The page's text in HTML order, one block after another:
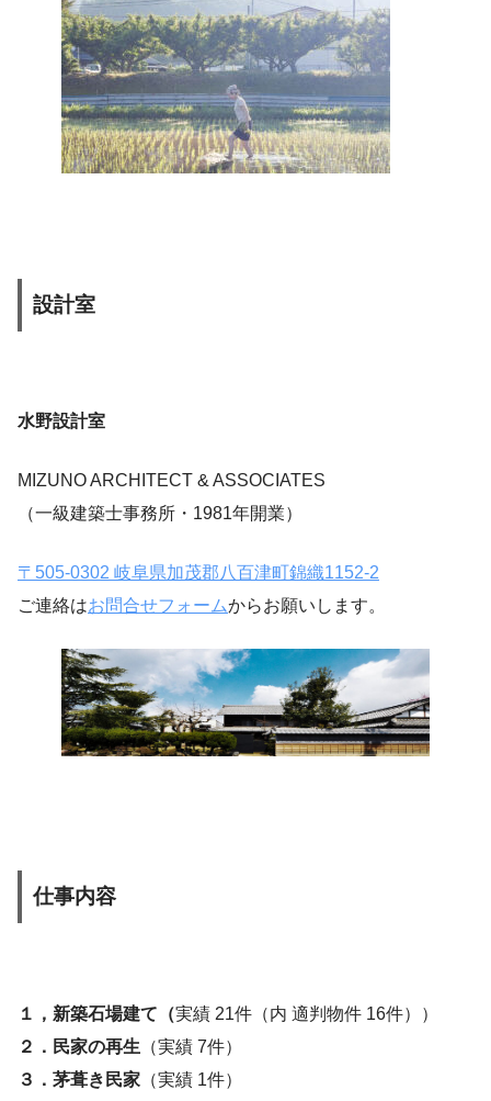
設計室
水野設計室
MIZUNO ARCHITECT & ASSOCIATES
（一級建築士事務所・1981年開業）
〒505-0302 岐阜県加茂郡八百津町錦織1152-2
ご連絡はお問合せフォームからお願いします。
仕事内容
１，新築石場建て（実績 21件（内 適判物件 16件））
２．民家の再生 （実績 7件）
３．茅葺き民家 （実績 1件）